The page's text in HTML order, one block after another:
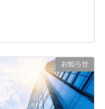
お知らせ